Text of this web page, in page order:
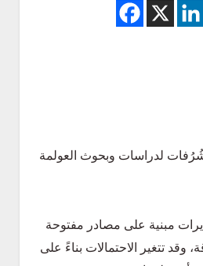
لدراسات وبحوث العولمة
مبنية على مصادر مفتوحة
تتغير الاحتمالات بناءً على